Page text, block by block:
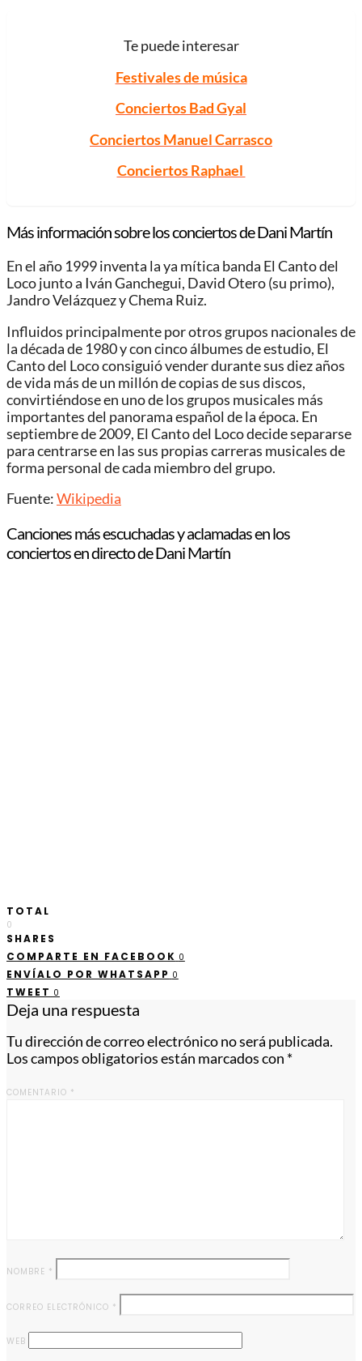
Te puede interesar
Festivales de música
Conciertos Bad Gyal
Conciertos Manuel Carrasco
Conciertos Raphael
Más información sobre los conciertos de Dani Martín
En el año 1999 inventa la ya mítica banda El Canto del
Loco junto a Iván Ganchegui, David Otero (su primo),
Jandro Velázquez y Chema Ruiz.
Influidos principalmente por otros grupos nacionales de
la década de 1980 y con cinco álbumes de estudio, El
Canto del Loco consiguió vender durante sus diez años
de vida más de un millón de copias de sus discos,​
convirtiéndose en uno de los grupos musicales más
importantes del panorama español de la época.​ En
septiembre de 2009, El Canto del Loco decide separarse
para centrarse en las sus propias carreras musicales de
forma personal de cada miembro del grupo.
Fuente:Wikipedia
Canciones más escuchadas y aclamadas en los
conciertos en directo de Dani Martín
TOTAL
0
SHARES
COMPARTE EN FACEBOOK 0
ENVÍALO POR WHATSAPP 0
TWEET 0
Deja una respuesta
Tu dirección de correo electrónico no será publicada.
Los campos obligatorios están marcados con *
COMENTARIO *
NOMBRE *
CORREO ELECTRÓNICO *
WEB